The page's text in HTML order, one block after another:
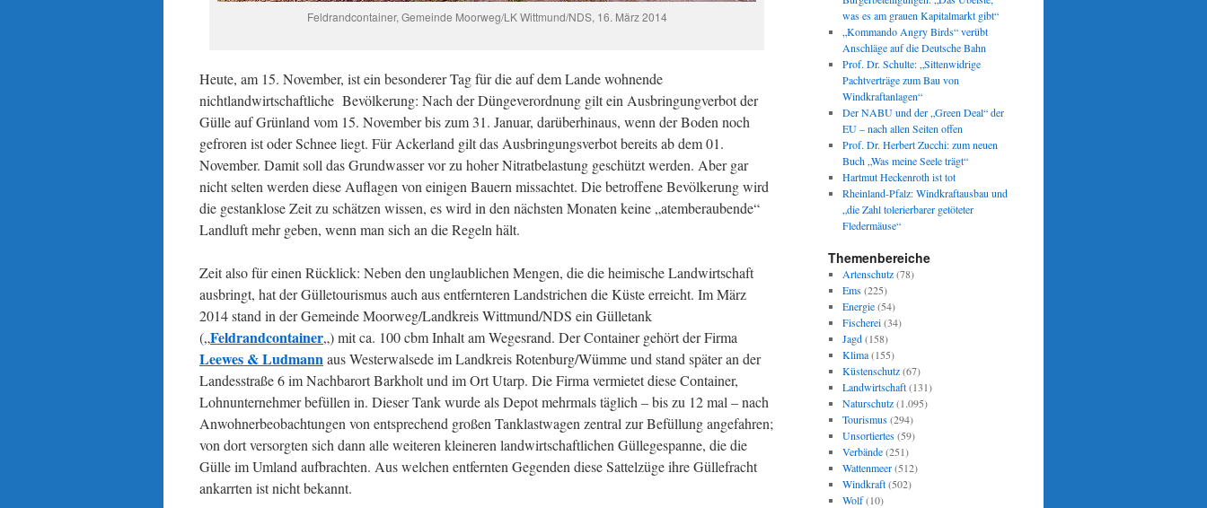
Feldrandcontainer, Gemeinde Moorweg/LK Wittmund/NDS, 16. März 2014
Heute, am 15. November, ist ein besonderer Tag für die auf dem Lande wohnende
nichtlandwirtschaftliche Bevölkerung: Nach der Düngeverordnung gilt ein Ausbringungverbot der
Gülle auf Grünland vom 15. November bis zum 31. Januar, darüberhinaus, wenn der Boden noch
gefroren ist oder Schnee liegt. Für Ackerland gilt das Ausbringungsverbot bereits ab dem 01.
November. Damit soll das Grundwasser vor zu hoher Nitratbelastung geschützt werden. Aber gar
nicht selten werden diese Auflagen von einigen Bauern missachtet. Die betroffene Bevölkerung wird
die gestanklose Zeit zu schätzen wissen, es wird in den nächsten Monaten keine „atemberaubende“
Landluft mehr geben, wenn man sich an die Regeln hält.
Zeit also für einen Rücklick: Neben den unglaublichen Mengen, die die heimische Landwirtschaft
ausbringt, hat der Gülletourismus auch aus entfernteren Landstrichen die Küste erreicht. Im März
2014 stand in der Gemeinde Moorweg/Landkreis Wittmund/NDS ein Gülletank
(„Feldrandcontainer„) mit ca. 100 cbm Inhalt am Wegesrand. Der Container gehört der Firma
Leewes & Ludmannaus Westerwalsede im Landkreis Rotenburg/Wümme und stand später an der
Landesstraße 6 im Nachbarort Barkholt und im Ort Utarp. Die Firma vermietet diese Container,
Lohnunternehmer befüllen in. Dieser Tank wurde als Depot mehrmals täglich – bis zu 12 mal – nach
Anwohnerbeobachtungen von entsprechend großen Tanklastwagen zentral zur Befüllung angefahren;
von dort versorgten sich dann alle weiteren kleineren landwirtschaftlichen Güllegespanne, die die
Gülle im Umland aufbrachten. Aus welchen entfernten Gegenden diese Sattelzüge ihre Güllefracht
ankarrten ist nicht bekannt.
was es am grauen Kapitalmarkt gibt“
„Kommando Angry Birds“ verübt
Anschläge auf die Deutsche Bahn
Prof. Dr. Schulte: „Sittenwidrige
Pachtverträge zum Bau von
Windkraftanlagen“
Der NABU und der „Green Deal“ der
EU – nach allen Seiten offen
Prof. Dr. Herbert Zucchi: zum neuen
Buch „Was meine Seele trägt“
Hartmut Heckenroth ist tot
Rheinland-Pfalz: Windkraftausbau und
„die Zahl tolerierbarer getöteter
Fledermäuse“
Themenbereiche
Artenschutz(78)
Ems(225)
Energie(54)
Fischerei(34)
Jagd(158)
Klima(155)
Küstenschutz(67)
Landwirtschaft(131)
Naturschutz(1.095)
Tourismus(294)
Unsortiertes(59)
Verbände(251)
Wattenmeer(512)
Windkraft(502)
Wolf(10)